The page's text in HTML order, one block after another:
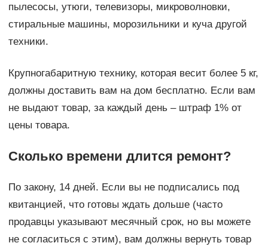
пылесосы, утюги, телевизоры, микроволновки,
стиральные машины, морозильники и куча другой
техники.
Крупногабаритную технику, которая весит более 5 кг,
должны доставить вам на дом бесплатно. Если вам
не выдают товар, за каждый день – штраф 1% от
цены товара.
Сколько времени длится ремонт?
По закону, 14 дней. Если вы не подписались под
квитанцией, что готовы ждать дольше (часто
продавцы указывают месячный срок, но вы можете
не согласиться с этим), вам должны вернуть товар